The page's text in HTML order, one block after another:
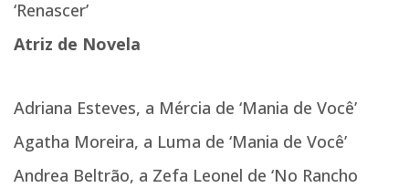
‘Renascer’
Atriz de Novela
Adriana Esteves, a Mércia de ‘Mania de Você’
Agatha Moreira, a Luma de ‘Mania de Você’
Andrea Beltrão, a Zefa Leonel de ‘No Rancho